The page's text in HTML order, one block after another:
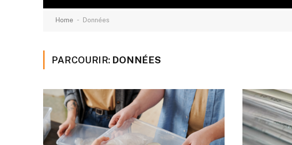
Home - Données
PARCOURIR: DONNÉES